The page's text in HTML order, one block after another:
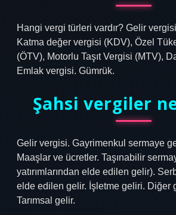
Hangi vergi türleri vardır? Gelir
Katma değer vergisi (KDV), Özel
(ÖTV), Motorlu Taşıt Vergisi (MTV),
Emlak vergisi. Gümrük.
Şahsi vergiler
Gelir vergisi. Gayrimenkul sermaye
Maaşlar ve ücretler. Taşınabilir
yatırımlarından elde edilen gelir).
elde edilen gelir. İşletme geliri. Diğer
Tarımsal gelir.